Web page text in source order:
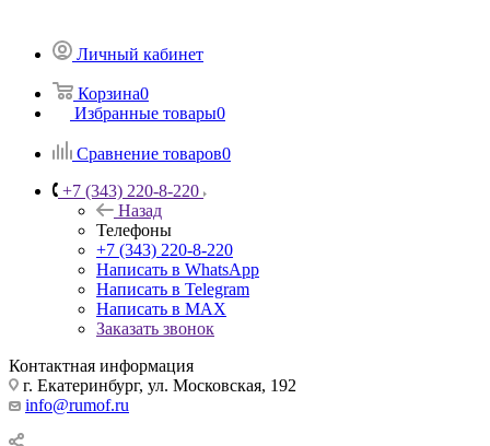
Личный кабинет
Корзина0
Избранные товары0
Сравнение товаров0
+7 (343) 220-8-220
Назад
Телефоны
+7 (343) 220-8-220
Написать в WhatsApp
Написать в Telegram
Написать в MAX
Заказать звонок
Контактная информация
г. Екатеринбург, ул. Московская, 192
info@rumof.ru